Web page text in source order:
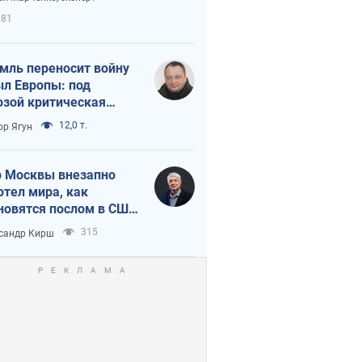
переносит войну
Европы: под
критическая
Ягун 12,0 т.
Москвы внезапно
мира, как
послом в США
украинские топ-
Кирш 315